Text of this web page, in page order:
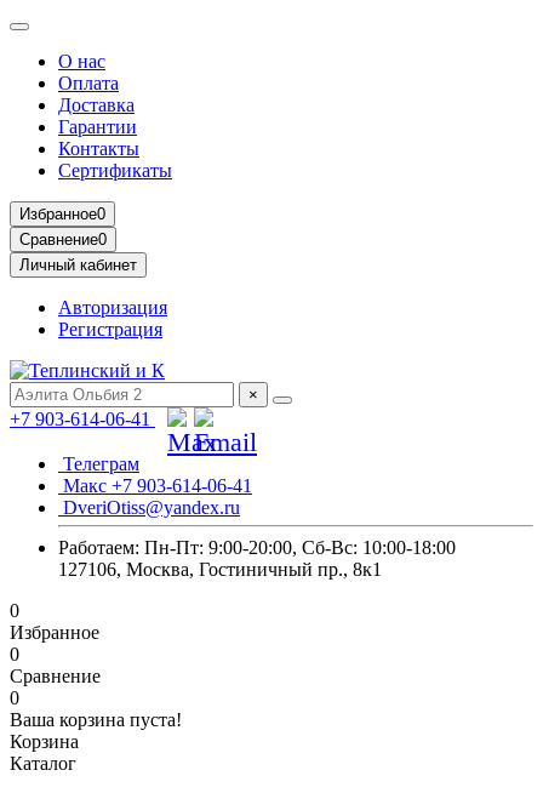
О нас
Оплата
Доставка
Гарантии
Контакты
Сертификаты
Избранное0
Сравнение0
Личный кабинет
Авторизация
Регистрация
×
+7 903-614-06-41
Телеграм
Макс +7 903-614-06-41
DveriOtiss@yandex.ru
Работаем: Пн-Пт: 9:00-20:00, Сб-Вс: 10:00-18:00
127106, Москва, Гостиничный пр., 8к1
0
Избранное
0
Сравнение
0
Ваша корзина пуста!
Корзина
Каталог